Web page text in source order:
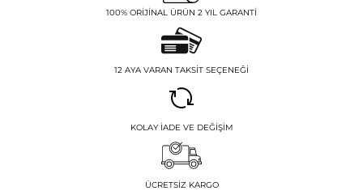
100% ORIJINAL ÜRÜN 2 YIL GARANTI
12 AYA VARAN TAKSIT SEÇENEĞI
KOLAY İADE VE DEĞIŞIM
ÜCRETSIZ KARGO